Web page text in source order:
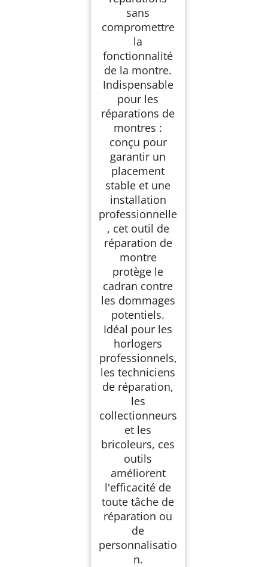
sans
compromettre
la
fonctionnalité
de la montre.
Indispensable
pour les
réparations de
montres :
conçu pour
garantir un
placement
stable et une
installation
professionnelle
, cet outil de
réparation de
montre
protège le
cadran contre
les dommages
potentiels.
Idéal pour les
horlogers
professionnels,
les techniciens
de réparation,
les
collectionneurs
et les
bricoleurs, ces
outils
améliorent
l'efficacité de
toute tâche de
réparation ou
de
personnalisatio
n.